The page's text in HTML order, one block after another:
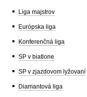
Liga majstrov
Európska liga
Konferenčná liga
SP v biatlone
SP v zjazdovom lyžovaní
Diamantová liga